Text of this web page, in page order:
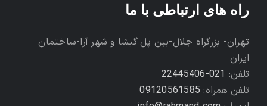
راه های ارتباطی با ما
تهران- بزرگراه جلال-بین پل گیشا و شهر آرا-ساختمان
ایران
تلفن: 021-22445406
تلفن همراه: 09120561585